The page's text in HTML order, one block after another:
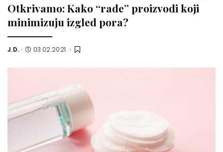
Otkrivamo: Kako “rade” proizvodi koji
minimizuju izgled pora?
Posted
J.D. 03.02.2021.